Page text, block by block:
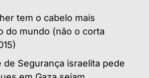
tem o cabelo mais
do mundo (não o corta
de Segurança israelita pede